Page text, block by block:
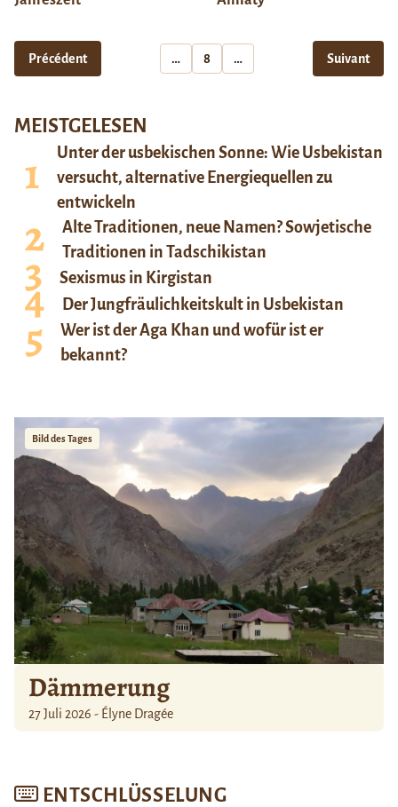
Précédent … 8 … Suivant
MEISTGELESEN
Unter der usbekischen Sonne: Wie Usbekistan
versucht, alternative Energiequellen zu
entwickeln
Alte Traditionen, neue Namen? Sowjetische
Traditionen in Tadschikistan
Sexismus in Kirgistan
Der Jungfräulichkeitskult in Usbekistan
Wer ist der Aga Khan und wofür ist er
bekannt?
Bild des Tages
Dämmerung
27 Juli 2026 - Élyne Dragée
ENTSCHLÜSSELUNG